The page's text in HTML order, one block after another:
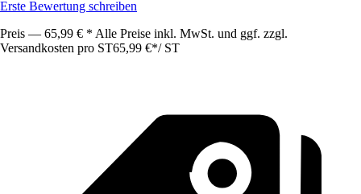
Erste Bewertung schreiben
Preis — 65,99 € * Alle Preise inkl. MwSt. und ggf. zzgl.
Versandkosten pro ST65,99 €*/ ST